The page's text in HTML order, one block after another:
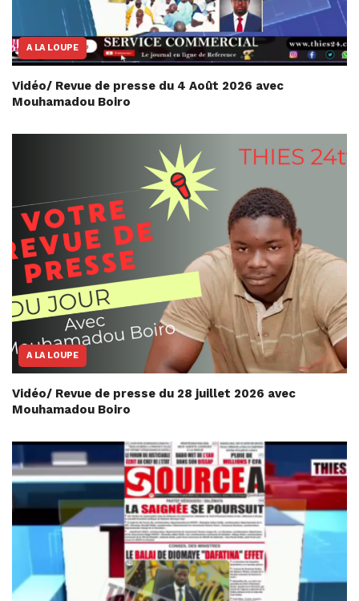
A LA LOUPE
Vidéo/ Revue de presse du 4 Août 2026 avec
Mouhamadou Boiro
A LA LOUPE
Vidéo/ Revue de presse du 28 juillet 2026 avec
Mouhamadou Boiro